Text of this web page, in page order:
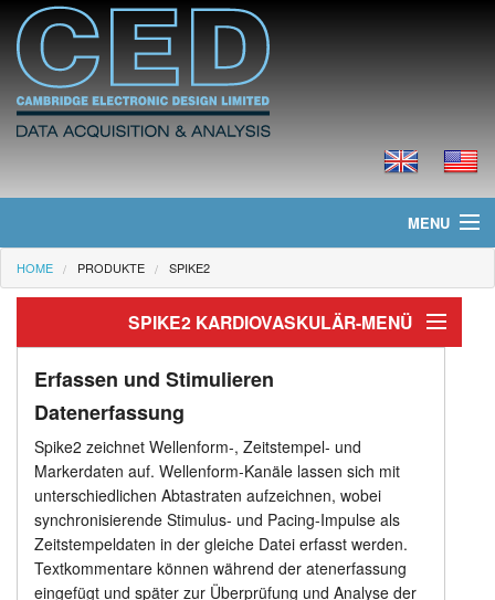
MENU
Home
Produkte
Preisliste
Downloads
Anleitung
Kundendienst
HOME PRODUKTE SPIKE2
SPIKE2 KARDIOVASKULÄR-MENÜ
Analyse
Preisliste
Erfassen und Stimulieren
Datenerfassung
Spike2 zeichnet Wellenform-, Zeitstempel- und
Markerdaten auf. Wellenform-Kanäle lassen sich mit
unterschiedlichen Abtastraten aufzeichnen, wobei
synchronisierende Stimulus- und Pacing-Impulse als
Zeitstempeldaten in der gleiche Datei erfasst werden.
Textkommentare können während der atenerfassung
eingefügt und später zur Überprüfung und Analyse der